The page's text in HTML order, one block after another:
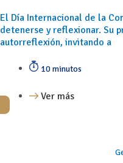
El Día Internacional de la
detenerse y reflexionar. Su
autorreflexión, invitando a
10 minutos
Ver más